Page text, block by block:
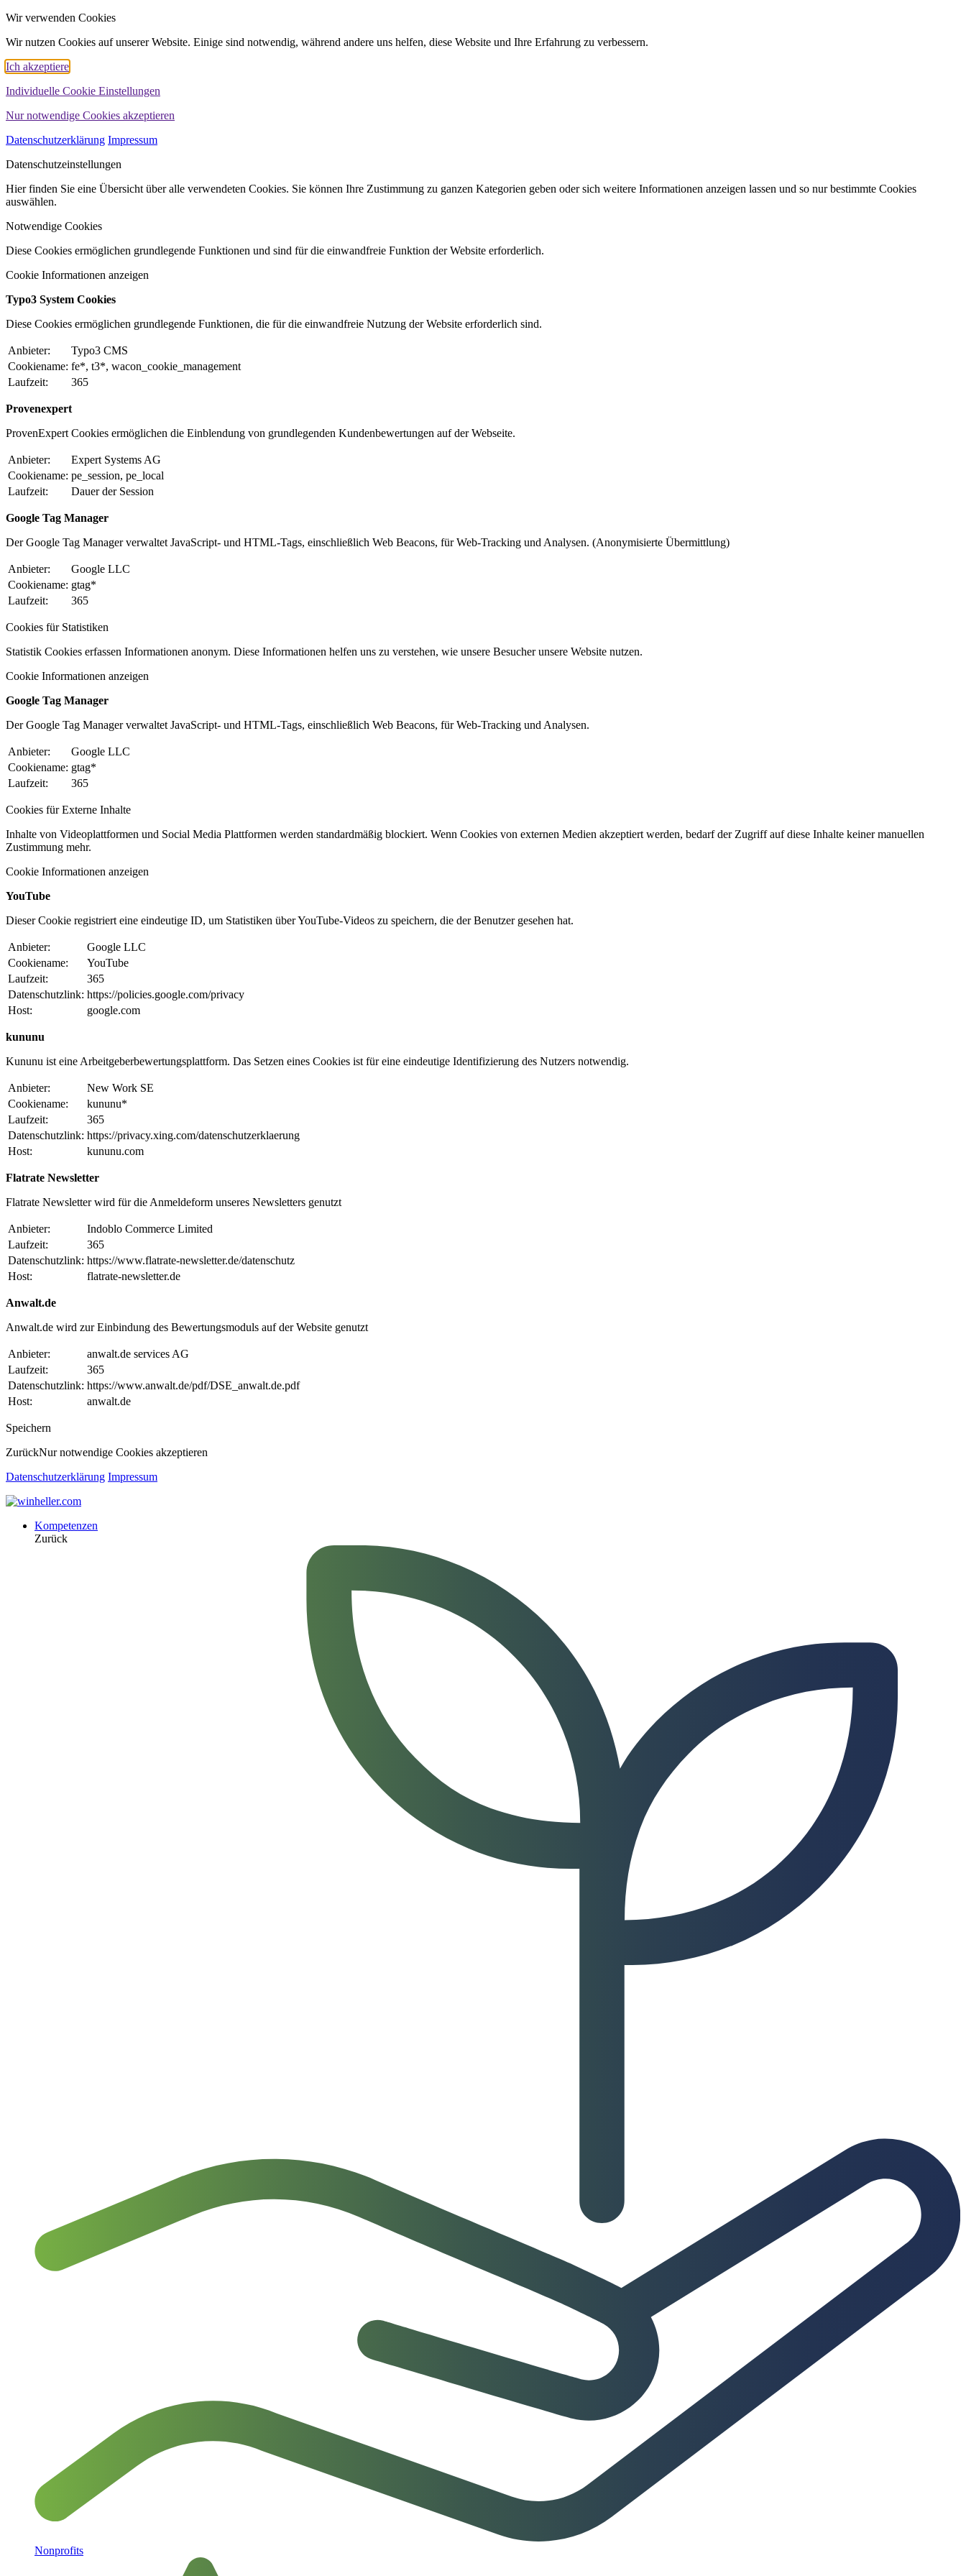
Wir verwenden Cookies
Wir nutzen Cookies auf unserer Website. Einige sind notwendig, während andere uns helfen, diese Website und Ihre Erfahrung zu verbessern.
Ich akzeptiere
Individuelle Cookie Einstellungen
Nur notwendige Cookies akzeptieren
Datenschutzerklärung Impressum
Datenschutzeinstellungen
Hier finden Sie eine Übersicht über alle verwendeten Cookies. Sie können Ihre Zustimmung zu ganzen Kategorien geben oder sich weitere Informationen anzeigen lassen und so nur bestimmte Cookies
auswählen.
Notwendige Cookies
Diese Cookies ermöglichen grundlegende Funktionen und sind für die einwandfreie Funktion der Website erforderlich.
Cookie Informationen anzeigen
Typo3 System Cookies
Diese Cookies ermöglichen grundlegende Funktionen, die für die einwandfreie Nutzung der Website erforderlich sind.
Anbieter:
Typo3 CMS
Cookiename: fe*, t3*, wacon_cookie_management
Laufzeit:
365
Provenexpert
ProvenExpert Cookies ermöglichen die Einblendung von grundlegenden Kundenbewertungen auf der Webseite.
Anbieter:
Expert Systems AG
Cookiename: pe_session, pe_local
Laufzeit:
Dauer der Session
Google Tag Manager
Der Google Tag Manager verwaltet JavaScript- und HTML-Tags, einschließlich Web Beacons, für Web-Tracking und Analysen. (Anonymisierte Übermittlung)
Anbieter:
Google LLC
Cookiename: gtag*
Laufzeit:
365
Cookies für Statistiken
Statistik Cookies erfassen Informationen anonym. Diese Informationen helfen uns zu verstehen, wie unsere Besucher unsere Website nutzen.
Cookie Informationen anzeigen
Google Tag Manager
Der Google Tag Manager verwaltet JavaScript- und HTML-Tags, einschließlich Web Beacons, für Web-Tracking und Analysen.
Anbieter:
Google LLC
Cookiename: gtag*
Laufzeit:
365
Cookies für Externe Inhalte
Inhalte von Videoplattformen und Social Media Plattformen werden standardmäßig blockiert. Wenn Cookies von externen Medien akzeptiert werden, bedarf der Zugriff auf diese Inhalte keiner manuellen
Zustimmung mehr.
Cookie Informationen anzeigen
YouTube
Dieser Cookie registriert eine eindeutige ID, um Statistiken über YouTube-Videos zu speichern, die der Benutzer gesehen hat.
Anbieter:
Google LLC
Cookiename:
YouTube
Laufzeit:
365
Datenschutzlink: https://policies.google.com/privacy
Host:
google.com
kununu
Kununu ist eine Arbeitgeberbewertungsplattform. Das Setzen eines Cookies ist für eine eindeutige Identifizierung des Nutzers notwendig.
Anbieter:
New Work SE
Cookiename:
kununu*
Laufzeit:
365
Datenschutzlink: https://privacy.xing.com/datenschutzerklaerung
Host:
kununu.com
Flatrate Newsletter
Flatrate Newsletter wird für die Anmeldeform unseres Newsletters genutzt
Anbieter:
Indoblo Commerce Limited
Laufzeit:
365
Datenschutzlink: https://www.flatrate-newsletter.de/datenschutz
Host:
flatrate-newsletter.de
Anwalt.de
Anwalt.de wird zur Einbindung des Bewertungsmoduls auf der Website genutzt
Anbieter:
anwalt.de services AG
Laufzeit:
365
Datenschutzlink: https://www.anwalt.de/pdf/DSE_anwalt.de.pdf
Host:
anwalt.de
Speichern
ZurückNur notwendige Cookies akzeptieren
Datenschutzerklärung Impressum
Kompetenzen
Zurück
Nonprofits